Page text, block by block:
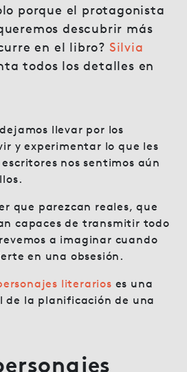
porque el protagonista
descubrir más
en el libro? Silvia
todos los detalles en
llevar por los
y experimentar lo que les
nos sentimos aún
que parezcan reales, que
capaces de transmitir todo
a imaginar cuando
en una obsesión.
literarios es una
la planificación de una